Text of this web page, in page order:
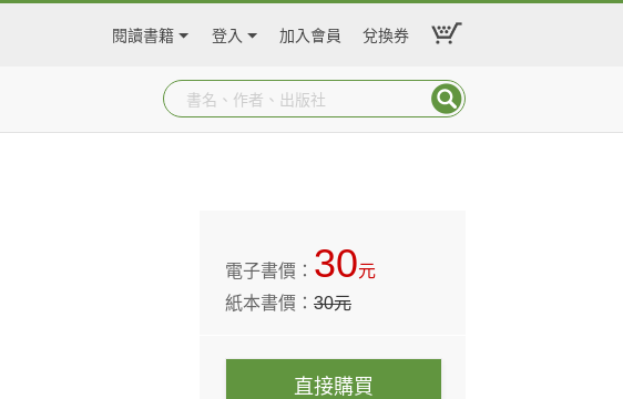
閱讀書籍 登入 加入會員 兌換券
電子書價： 30元
紙本書價：30元
直接購買